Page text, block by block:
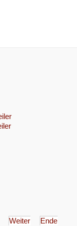
Weiter Ende